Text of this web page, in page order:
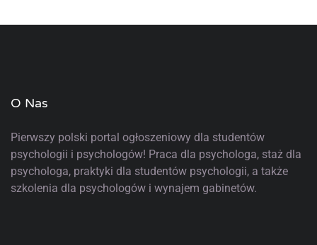
O Nas
Pierwszy polski portal ogłoszeniowy dla studentów
psychologii i psychologów! Praca dla psychologa, staż dla
psychologa, praktyki dla studentów psychologii, a także
szkolenia dla psychologów i wynajem gabinetów.